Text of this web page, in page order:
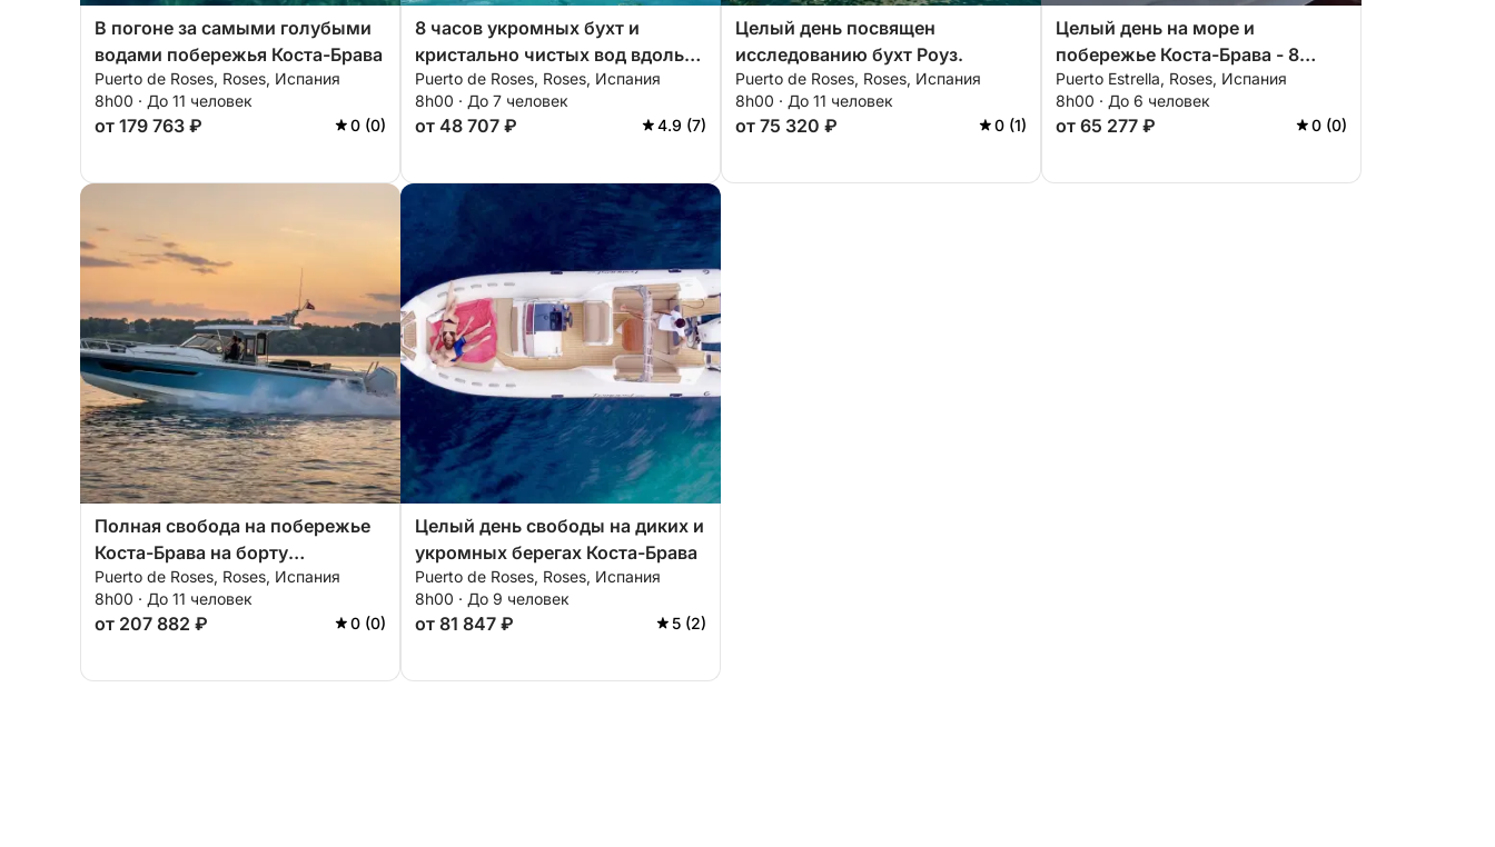
В погоне за самыми голубыми
водами побережья Коста-Брава
Puerto de Roses, Roses, Испания
8h00 · До 11 человек
от 179 763 ₽ 0 (0)
8 часов укромных бухт и
кристально чистых вод вдоль
дикого побережья Коста-Брава
Puerto de Roses, Roses, Испания
8h00 · До 7 человек
от 48 707 ₽ 4.9 (7)
Целый день посвящен
исследованию бухт Роуз.
Puerto de Roses, Roses, Испания
8h00 · До 11 человек
от 75 320 ₽ 0 (1)
Целый день на море и
побережье Коста-Брава - 8
часов
Puerto Estrella, Roses, Испания
8h00 · До 6 человек
от 65 277 ₽ 0 (0)
Полная свобода на побережье
Коста-Брава на борту
теплохода Nimbus T11.
Puerto de Roses, Roses, Испания
8h00 · До 11 человек
от 207 882 ₽ 0 (0)
Целый день свободы на диких и
укромных берегах Коста-Брава
Puerto de Roses, Roses, Испания
8h00 · До 9 человек
от 81 847 ₽ 5 (2)